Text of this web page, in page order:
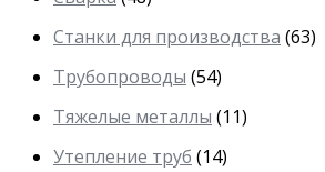
Станки для производства (63)
Трубопроводы (54)
Тяжелые металлы (11)
Утепление труб (14)